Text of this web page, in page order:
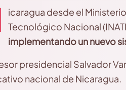
icaragua desde el
Tecnológico Nacional
implementando un nuevo
presidencial Salvador
nacional de Nicaragua.